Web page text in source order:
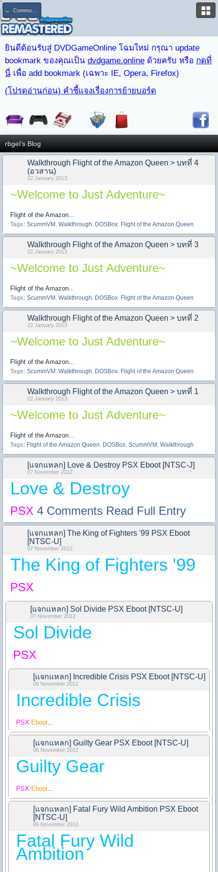
`
← Community Blog
ยินดีต้อนรับสู่ DVDGameOnline โฉมใหม่ กรุณา update
bookmark ของคุณเป็น dvdgame.online ด้วยครับ หรือ กดที่
นี่ เพื่อ add bookmark (เฉพาะ IE, Opera, Firefox)
(โปรดอ่านก่อน) คำชี้แจงเรื่องการย้ายบอร์ด
rbgel's Blog
Walkthrough Flight of the Amazon Queen > บทที่ 4
(อวสาน)
22 January 2013
~Welcome to Just Adventure~
Flight of the Amazon...
Tags: ScummVM Walkthrough DOSBox Flight of the Amazon Queen
Walkthrough Flight of the Amazon Queen > บทที่ 3
22 January 2013
~Welcome to Just Adventure~
Flight of the Amazon...
Tags: ScummVM Walkthrough DOSBox Flight of the Amazon Queen
Walkthrough Flight of the Amazon Queen > บทที่ 2
22 January 2013
~Welcome to Just Adventure~
Flight of the Amazon...
Tags: ScummVM Walkthrough DOSBox Flight of the Amazon Queen
Walkthrough Flight of the Amazon Queen > บทที่ 1
22 January 2013
~Welcome to Just Adventure~
Flight of the Amazon...
Tags: Flight of the Amazon Queen DOSBox ScummVM Walkthrough
[แจกแหลก] Love & Destroy PSX Eboot [NTSC-J]
07 November 2012
Love & Destroy
PSX 4 Comments Read Full Entry
[แจกแหลก] The King of Fighters '99 PSX Eboot
[NTSC-U]
07 November 2012
The King of Fighters '99
PSX
[แจกแหลก] Sol Divide PSX Eboot [NTSC-U]
07 November 2012
Sol Divide
PSX
[แจกแหลก] Incredible Crisis PSX Eboot [NTSC-U]
06 November 2012
Incredible Crisis
PSX Eboot...
[แจกแหลก] Guilty Gear PSX Eboot [NTSC-U]
06 November 2012
Guilty Gear
PSX Eboot...
[แจกแหลก] Fatal Fury Wild Ambition PSX Eboot
[NTSC-U]
06 November 2012
Fatal Fury Wild
Ambition